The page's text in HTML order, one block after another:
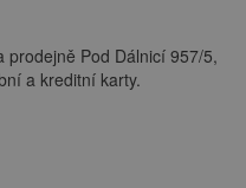
prodejně Pod Dálnicí 957/5,
a kreditní karty.